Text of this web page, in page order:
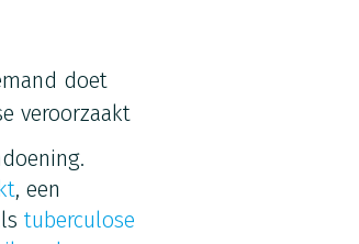
doet
veroorzaakt
, een
tuberculose